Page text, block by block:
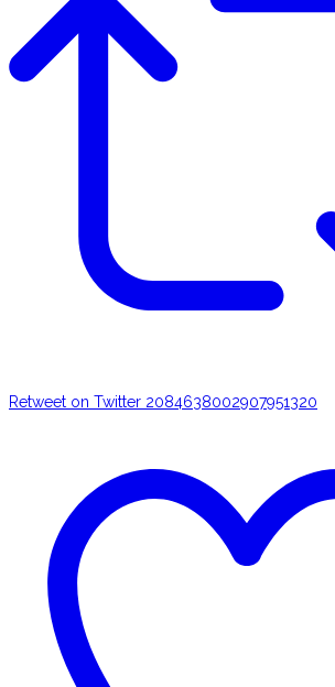
Retweet on Twitter 2084638002907951320